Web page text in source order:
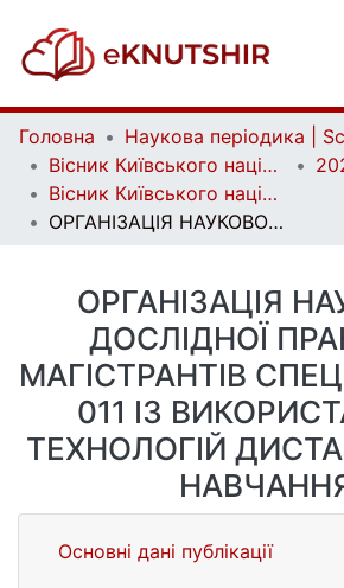
Головна
Вісник Київського національного університету імені Тараса Шевченка. Педагогіка | Bulletin of Taras Shevchenko National University of Kyiv. Pedagogy
Вісник Київського національного університету імені Тараса Шевченка. Педагогіка. Вип. 1 (17)
ОРГАНІЗАЦІЯ НАУКОВО-ДОСЛІДНОЇ ПРАКТИКИ МАГІСТРАНТІВ СПЕЦІАЛЬНОСТІ 011 ІЗ ВИКОРИСТАННЯМ ТЕХНОЛОГІЙ ДИСТАНЦІЙНОГО НАВЧАННЯ
ОРГАНІЗАЦІЯ
ДОСЛІДНОЇ
МАГІСТРАНТІВ
011 ІЗ
ТЕХНОЛОГІЙ
Основні дані публікації